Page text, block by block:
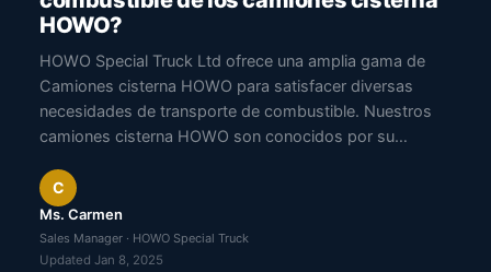
HOWO?
HOWO Special Truck Ltd ofrece una amplia gama de
Camiones cisterna HOWO para satisfacer diversas
necesidades de transporte de combustible. Nuestros
camiones cisterna HOWO son conocidos por su…
C
Ms. Carmen
Sales Manager · HOWO Special Truck
Updated Jan 8, 2025